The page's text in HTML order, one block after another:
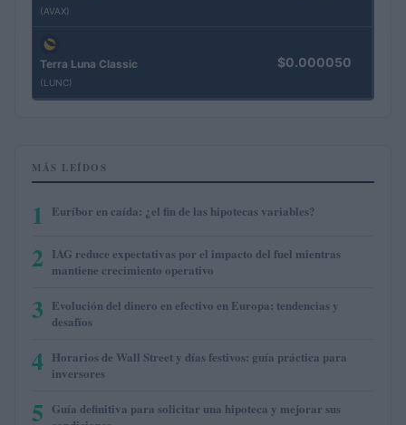
(AVAX)
Terra Luna Classic
(LUNC)
$0.000050
MÁS LEÍDOS
1 Euríbor en caída: ¿el fin de las hipotecas variables?
2 IAG reduce expectativas por el impacto del fuel mientras
mantiene crecimiento operativo
3 Evolución del dinero en efectivo en Europa: tendencias y
desafíos
4 Horarios de Wall Street y días festivos: guía práctica para
inversores
5 Guía definitiva para solicitar una hipoteca y mejorar sus